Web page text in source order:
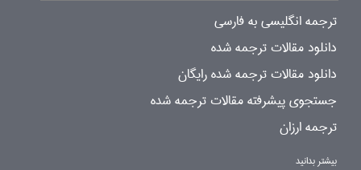
ترجمه انگلیسی به فارسی
دانلود مقالات ترجمه شده
دانلود مقالات ترجمه شده رایگان
جستجوی پیشرفته مقالات ترجمه شده
ترجمه ارزان
بیشتر بدانید